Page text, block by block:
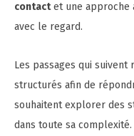
contactet une approche
avec le regard.
Les passages qui
structurés afin de
souhaitent explorer des
dans toute sa